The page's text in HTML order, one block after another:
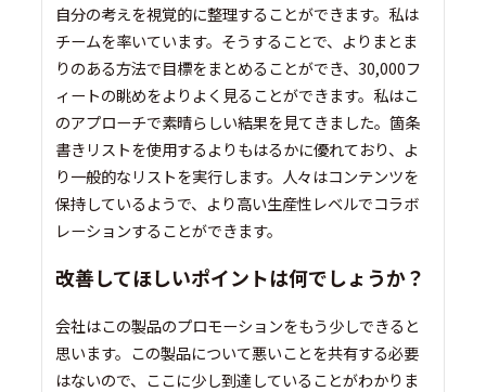
自分の考えを視覚的に整理することができます。私は
チームを率いています。そうすることで、よりまとま
りのある方法で目標をまとめることができ、30,000フ
ィートの眺めをよりよく見ることができます。私はこ
のアプローチで素晴らしい結果を見てきました。箇条
書きリストを使用するよりもはるかに優れており、よ
り一般的なリストを実行します。人々はコンテンツを
保持しているようで、より高い生産性レベルでコラボ
レーションすることができます。
改善してほしいポイントは何でしょうか？
会社はこの製品のプロモーションをもう少しできると
思います。この製品について悪いことを共有する必要
はないので、ここに少し到達していることがわかりま